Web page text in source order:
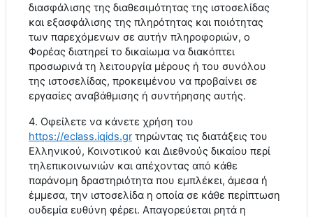
διασφάλισης της διαθεσιμότητας της ιστοσελίδας
και εξασφάλισης της πληρότητας και ποιότητας
των παρεχόμενων σε αυτήν πληροφοριών, ο
Φορέας διατηρεί το δικαίωμα να διακόπτει
προσωρινά τη λειτουργία μέρους ή του συνόλου
της ιστοσελίδας, προκειμένου να προβαίνει σε
εργασίες αναβάθμισης ή συντήρησης αυτής.
4. Οφείλετε να κάνετε χρήση του
https://eclass.iqids.grτηρώντας τις διατάξεις του
Ελληνικού, Κοινοτικού και Διεθνούς δικαίου περί
τηλεπικοινωνιών και απέχοντας από κάθε
παράνομη δραστηριότητα που εμπλέκει, άμεσα ή
έμμεσα, την ιστοσελίδα η οποία σε κάθε περίπτωση
ουδεμία ευθύνη φέρει. Απαγορεύεται ρητά η